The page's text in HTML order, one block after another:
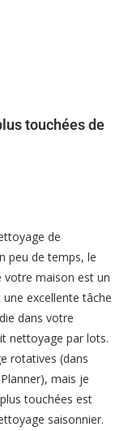
touchées de
de
peu de temps, le
votre maison est un
excellente tâche
dans votre
nettoyage par lots.
rotatives (dans
mais je
touchées est
saisonnier.